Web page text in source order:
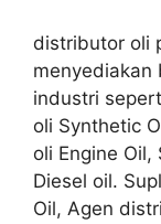
distributor oli
menyediakan
industri
oli Synthetic
oli Engine
Diesel oil.
Oil, Agen